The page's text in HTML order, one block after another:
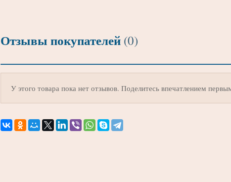
Отзывы покупателей (0)
У этого товара пока нет отзывов. Поделитесь впечатлением